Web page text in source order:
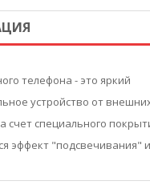
телефона - это яркий
устройство от
счет специального
эффект